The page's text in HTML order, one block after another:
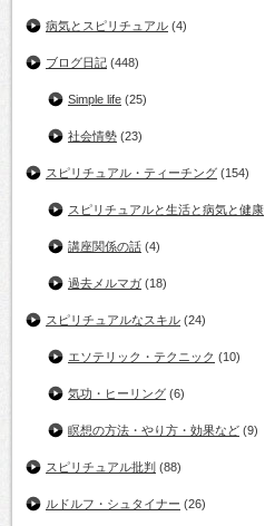
病気とスピリチュアル (4)
ブログ日記 (448)
Simple life (25)
社会情勢 (23)
スピリチュアル・ティーチング (154)
スピリチュアルと生活と病気と健康
講座関係の話 (4)
過去メルマガ (18)
スピリチュアルなスキル (24)
エソテリック・テクニック (10)
気功・ヒーリング (6)
瞑想の方法・やり方・効果など (9)
スピリチュアル批判 (88)
ルドルフ・シュタイナー (26)